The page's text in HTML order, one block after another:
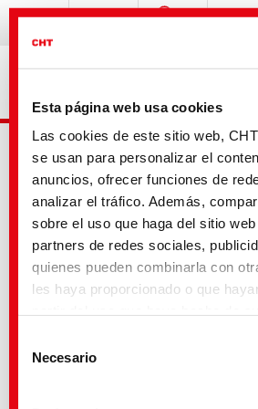
Esta página web usa cookies
Las cookies de este sitio web,
se usan para personalizar el
anuncios, ofrecer funciones de
analizar el tráfico. Además,
sobre el uso que haga del sitio
partners de redes sociales,
quienes pueden combinarla con
les haya proporcionado o que
nuestro sitio web. Con algunos de
utilizados, existe la posibilidad de
transfieran a los Estados Unidos
Necesario
Busqueda avanzada
Tu selección